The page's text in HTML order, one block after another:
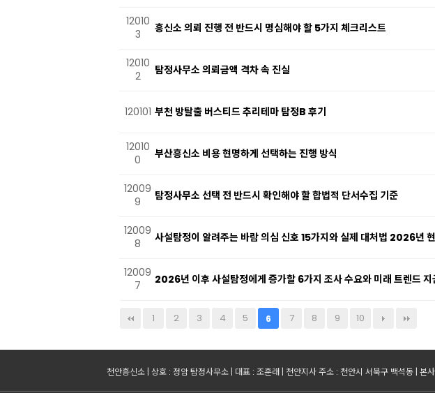
12010
3
흥신소 의뢰 진행 전 반드시 명심해야 할 5가지 체크리스트
12010
2
탐정사무소 의뢰금액 격차 속 진실
120101 부천 방탈출 버스티드 추리테마 탐정B 후기
12010
0
부산흥신소 비용 현명하게 선택하는 진행 방식
12009
9
탐정사무소 선택 전 반드시 확인해야 할 합법적 단서수집 기준
12009
8
사설탐정이 알려주는 바람 의심 신호 15가지와 실제 대처법 2026년
12009
7
2026년 이후 사설탐정에게 증가할 6가지 조사 수요와 미래 트렌드
1 2 3 4 5 6 7 8 9 10
천안흥신소 | 상호 : 정암 탐정사무소 | 대표 : 조훈래 | 천안지사 주소 : 천안시 서북구 백석동